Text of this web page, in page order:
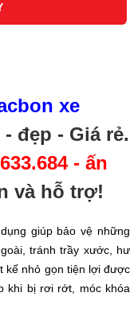
xe
đẹp - Giá rẻ.
- ấn
và hỗ trợ!
giúp bảo vệ những
tránh trầy xước, hư
kế nhỏ gọn tiện lợi được
khi bị rơi rớt, móc khóa